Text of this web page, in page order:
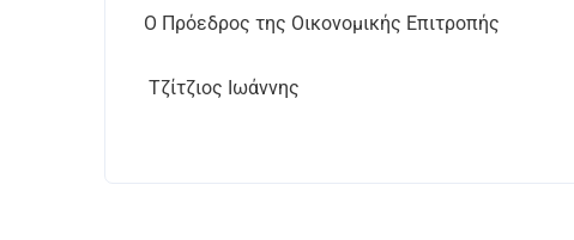
Ο Πρόεδρος της Οικονομικής Επιτροπής
Τζίτζιος Ιωάννης